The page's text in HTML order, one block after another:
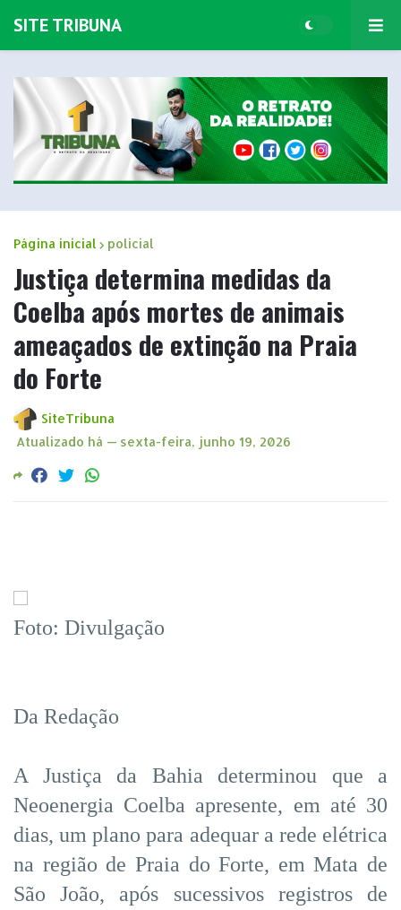
SITE TRIBUNA
Página inicial policial
Justiça determina medidas da
Coelba após mortes de animais
ameaçados de extinção na Praia
do Forte
SiteTribuna
Atualizado há — sexta-feira, junho 19, 2026
Foto: Divulgação
Da Redação
A Justiça da Bahia determinou que a
Neoenergia Coelba apresente, em até 30
dias, um plano para adequar a rede elétrica
na região de Praia do Forte, em Mata de
São João, após sucessivos registros de